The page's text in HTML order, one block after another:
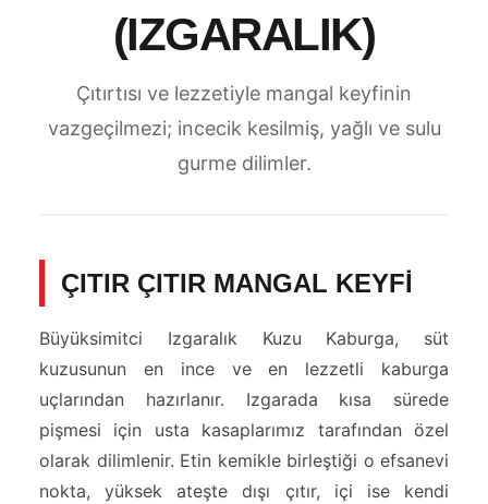
(IZGARALIK)
Çıtırtısı ve lezzetiyle mangal keyfinin
vazgeçilmezi; incecik kesilmiş, yağlı ve sulu
gurme dilimler.
ÇITIR ÇITIR MANGAL KEYFİ
Büyüksimitci Izgaralık Kuzu Kaburga, süt
kuzusunun en ince ve en lezzetli kaburga
uçlarından hazırlanır. Izgarada kısa sürede
pişmesi için usta kasaplarımız tarafından özel
olarak dilimlenir. Etin kemikle birleştiği o efsanevi
nokta, yüksek ateşte dışı çıtır, içi ise kendi